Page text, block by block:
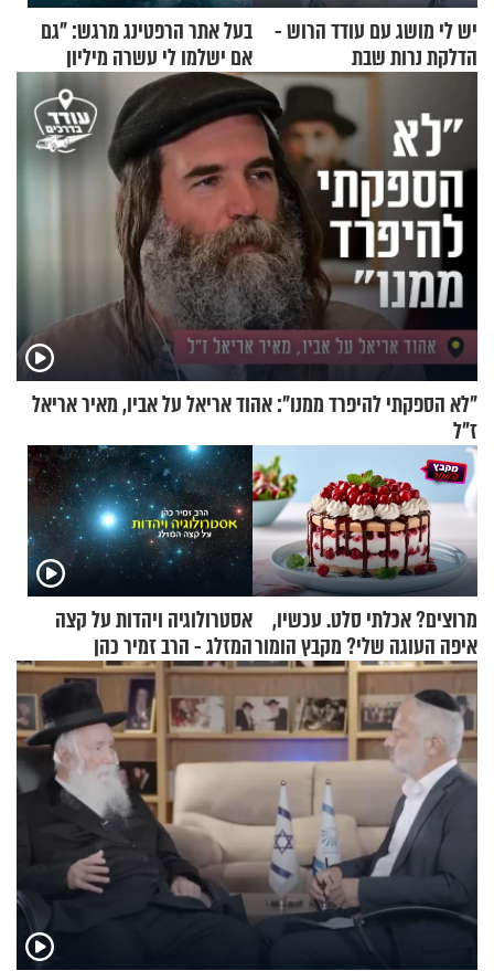
יש לי מושג עם עודד הרוש -
הדלקת נרות שבת
בעל אתר הרפטינג מרגש: "גם
אם ישלמו לי עשרה מיליון
שקלים - לא אפתח בשבת"
"לא הספקתי להיפרד ממנו": אהוד אריאל על אביו, מאיר אריאל
ז"ל
מרוצים? אכלתי סלט. עכשיו,
איפה העוגה שלי? מקבץ הומור
כייפי מספר 1
אסטרולוגיה ויהדות על קצה
המזלג - הרב זמיר כהן